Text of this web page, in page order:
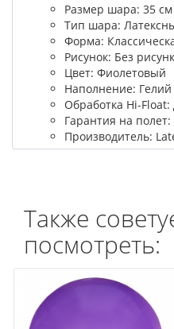
Размер шара: 35 см
Тип шара:
Форма:
Рисунок: Без
Цвет: Фиолетовый
Наполнение: Гелий
Обработка Hi-Float:
Гарантия на полет:
Производитель:
Также
посмотреть: